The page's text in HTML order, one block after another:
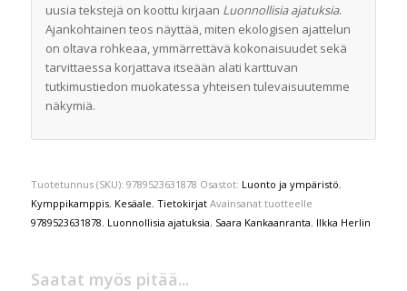
uusia tekstejä on koottu kirjaan Luonnollisia ajatuksia.
Ajankohtainen teos näyttää, miten ekologisen ajattelun
on oltava rohkeaa, ymmärrettävä kokonaisuudet sekä
tarvittaessa korjattava itseään alati karttuvan
tutkimustiedon muokatessa yhteisen tulevaisuutemme
näkymiä.
Tuotetunnus (SKU): 9789523631878 Osastot: Luonto ja ympäristö,
Kymppikamppis, Kesäale, Tietokirjat Avainsanat tuotteelle
9789523631878, Luonnollisia ajatuksia, Saara Kankaanranta, Ilkka Herlin
Saatat myös pitää...